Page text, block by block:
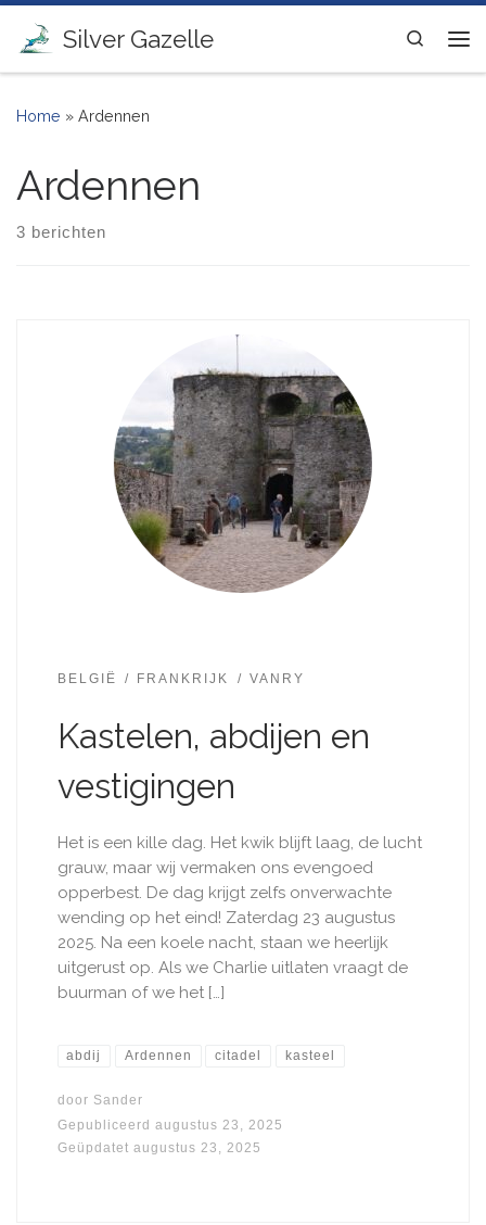
Ga naar inhoud
Silver Gazelle
Search
Home » Ardennen
Ardennen
3 berichten
BELGIË FRANKRIJK VANRY
Kastelen, abdijen en
vestigingen
Het is een kille dag. Het kwik blijft laag, de lucht
grauw, maar wij vermaken ons evengoed
opperbest. De dag krijgt zelfs onverwachte
wending op het eind! Zaterdag 23 augustus
2025. Na een koele nacht, staan we heerlijk
uitgerust op. Als we Charlie uitlaten vraagt de
buurman of we het […]
abdij Ardennen citadel kasteel
door Sander
Gepubliceerd augustus 23, 2025
Geüpdatet augustus 23, 2025